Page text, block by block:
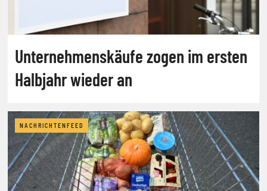
Unternehmenskäufe zogen im ersten
Halbjahr wieder an
NACHRICHTENFEED